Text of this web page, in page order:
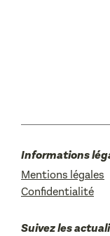
Informations
Mentions légales
Confidentialité
Suivez les